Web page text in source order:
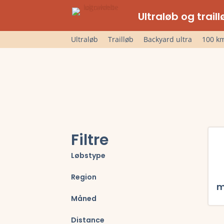
Ultraløb og
Ultraløb Trailløb Backyard ultra 100
Filtre
Løbstype
Region
Måned
Distance